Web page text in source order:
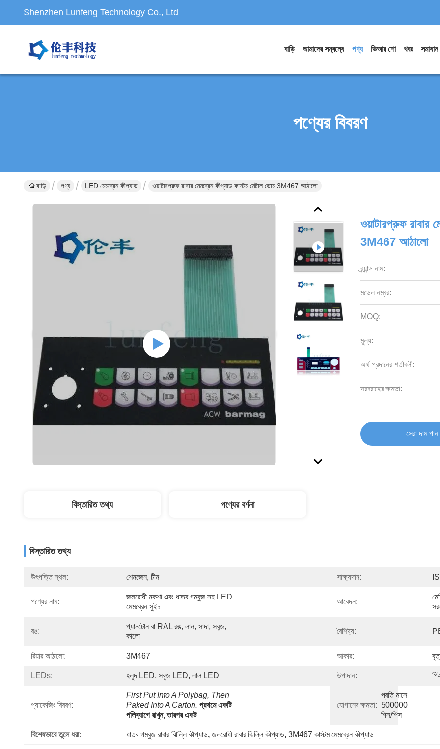
Shenzhen Lunfeng Technology Co., Ltd
বাড়ি আমাদের সম্বন্ধে পণ্য ভিআর শো খবর সমাধান
পণ্যের বিবরণ
বাড়ি পণ্য LED মেমব্রেন কীপ্যাড ওয়াটারপ্রুফ রাবার মেমব্রেন কীপ্যাড কাস্টম মেটাল ডোম 3M467 আঠালো
ওয়াটারপ্রুফ রাবার
3M467 আঠালো
ব্র্যান্ড নাম:
মডেল নম্বর:
MOQ:
মূল্য:
অর্থ প্রদানের শর্তাবলী:
সরবরাহের ক্ষমতা:
সেরা দাম পান
বিস্তারিত তথ্য পণ্যের বর্ণনা
বিস্তারিত তথ্য
উৎপত্তি স্থল: শেনজেন, চীন সাক্ষ্যদান:
পণ্যের নাম:
জলরোধী নকশা এবং ধাতব গম্বুজ সহ LED
মেমব্রেন সুইচ
আবেদন:
রঙ:
প্যানটোন বা RAL রঙ, লাল, সাদা, সবুজ,
কালো
বৈশিষ্ট্য:
রিয়ার আঠালো: 3M467 আকার:
LEDs: হলুদ LED, সবুজ LED, লাল LED উপাদান:
প্যাকেজিং বিবরণ:
First Put Into A Polybag, Then
Paked Into A Carton. প্রথমে একটি
পলিব্যাগে রাখুন, তারপর একট
যোগানের ক্ষমতা:
প্রতি মাসে
500000
পিস/পিস
বিশেষভাবে তুলে ধরা: ধাতব গম্বুজ রাবার ঝিল্লি কীপ্যাড, জলরোধী রাবার ঝিল্লি কীপ্যাড, 3M467 কাস্টম মেমব্রেন কীপ্যাড